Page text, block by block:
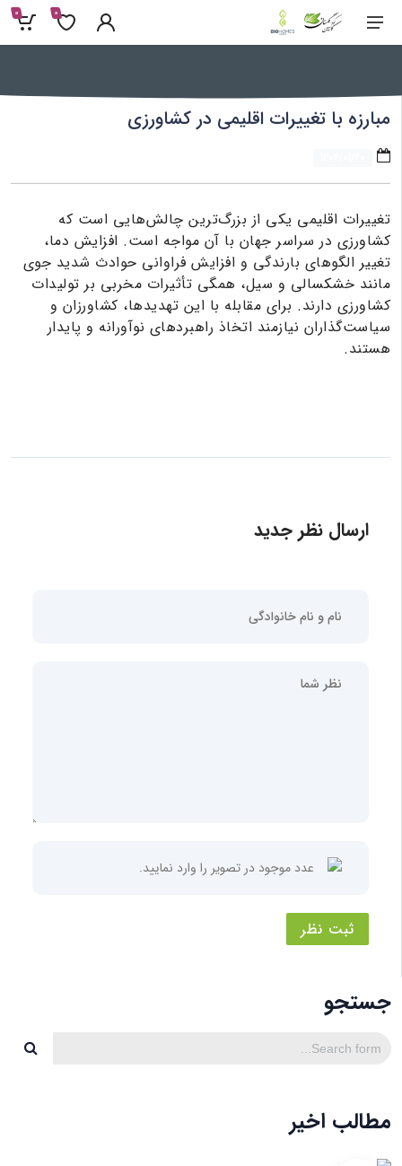
0
0
مبارزه با تغییرات اقلیمی در کشاورزی
تغییرات اقلیمی یکی از بزرگ‌ترین چالش‌هایی است که
کشاورزی در سراسر جهان با آن مواجه است. افزایش دما،
تغییر الگوهای بارندگی و افزایش فراوانی حوادث شدید جوی
مانند خشکسالی و سیل، همگی تأثیرات مخربی بر تولیدات
کشاورزی دارند. برای مقابله با این تهدیدها، کشاورزان و
سیاست‌گذاران نیازمند اتخاذ راهبردهای نوآورانه و پایدار
هستند.
ارسال نظر جدید
ثبت نظر
جستجو
مطالب اخیر